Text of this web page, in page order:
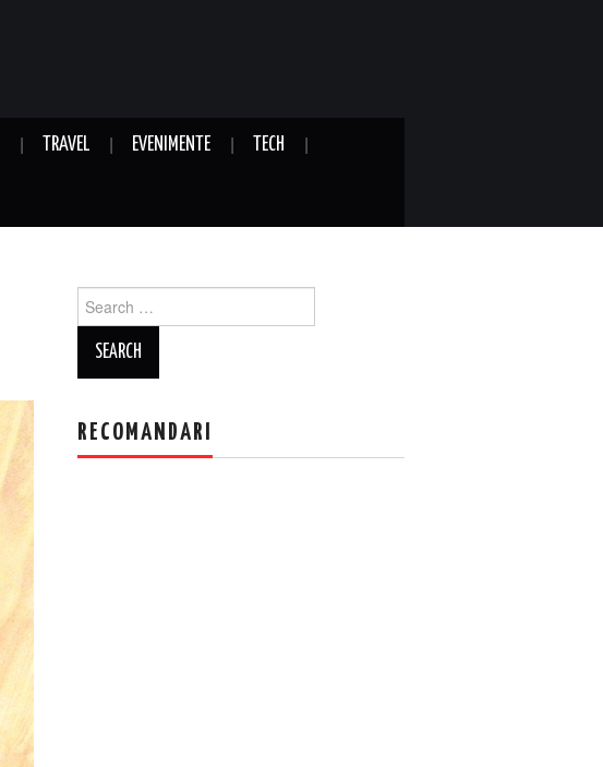
TRAVEL EVENIMENTE TECH
for:
RECOMANDARI